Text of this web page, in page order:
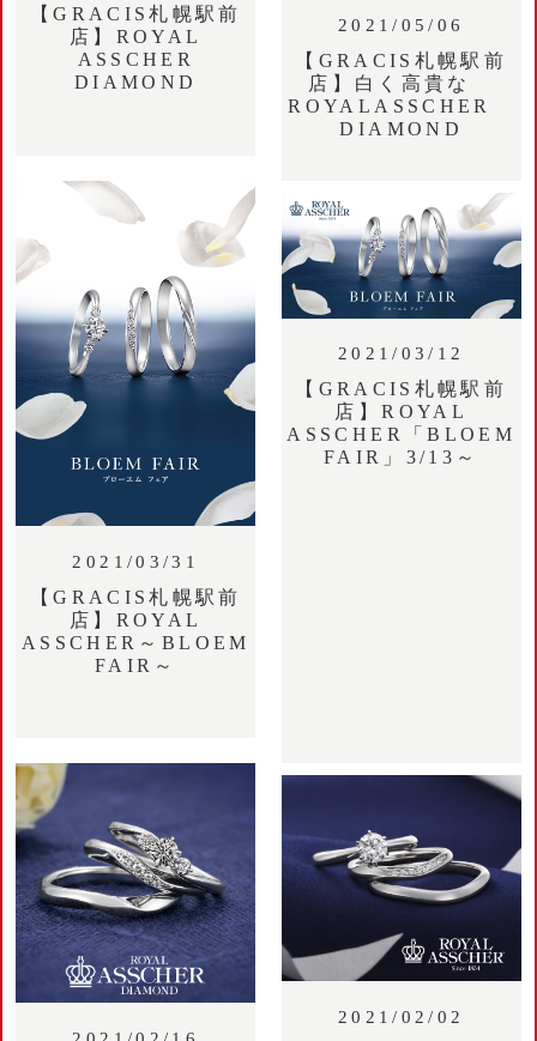
【GRACIS札幌駅前
店】ROYAL
ASSCHER
DIAMOND
2021/05/06
【GRACIS札幌駅前
店】白く高貴な
ROYALASSCHER
DIAMOND
2021/03/31
【GRACIS札幌駅前
店】ROYAL
ASSCHER～BLOEM
FAIR～
2021/03/12
【GRACIS札幌駅前
店】ROYAL
ASSCHER「BLOEM
FAIR」3/13～
2021/02/02